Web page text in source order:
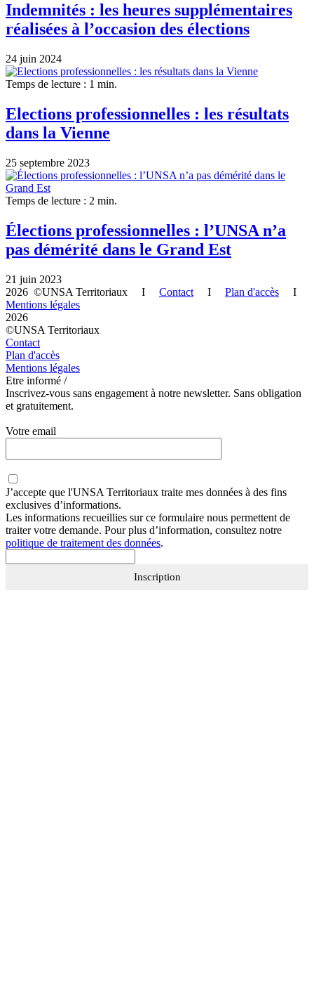
Indemnités : les heures supplémentaires
réalisées à l’occasion des élections
24 juin 2024
Temps de lecture : 1 min.
Elections professionnelles : les résultats
dans la Vienne
25 septembre 2023
Temps de lecture : 2 min.
Élections professionnelles : l’UNSA n’a
pas démérité dans le Grand Est
21 juin 2023
2026 ©UNSA Territoriaux I Contact I Plan d'accès I
Mentions légales
2026
©UNSA Territoriaux
Contact
Plan d'accès
Mentions légales
Etre informé /
Inscrivez-vous sans engagement à notre newsletter. Sans obligation
et gratuitement.
Votre email
J’accepte que l'UNSA Territoriaux traite mes données à des fins
exclusives d’informations.
Les informations recueillies sur ce formulaire nous permettent de
traiter votre demande. Pour plus d’information, consultez notre
politique de traitement des données.
Inscription